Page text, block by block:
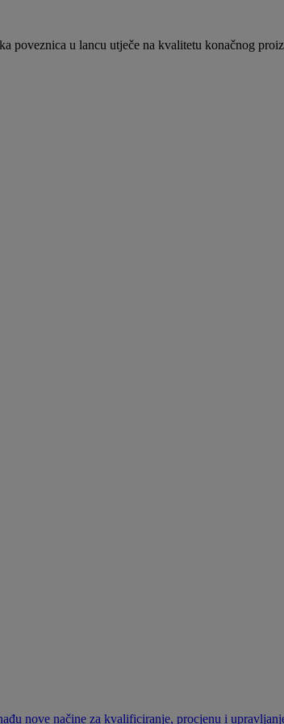
poveznica u lancu utječe na kvalitetu konačnog
nove načine za kvalificiranje, procjenu i